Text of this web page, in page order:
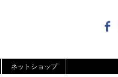
ネットショップ